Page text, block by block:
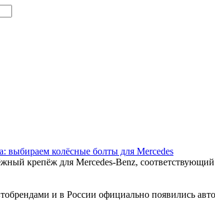
выбираем колёсные болты для Mercedes
крепёж для Mercedes‑Benz,
и в России официально